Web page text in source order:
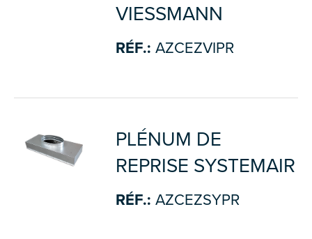
VIESSMANN
RÉF.: AZCEZVIPR
PLÉNUM DE
REPRISE SYSTEMAIR
RÉF.: AZCEZSYPR